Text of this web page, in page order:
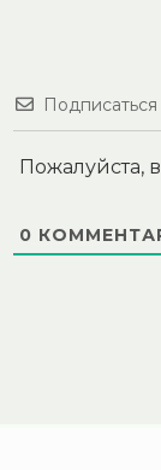
Подписаться
Пожалуйста,
0